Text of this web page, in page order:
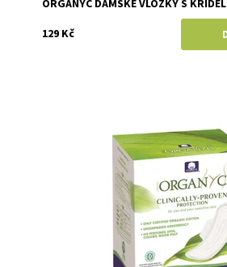
ORGANYC DÁMSKÉ VLOŽKY S
129 Kč
Organyc